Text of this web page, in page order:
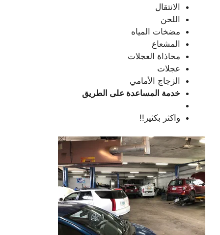
الانتقال
اللحن
مضخات المياه
المشعاع
محاذاة العجلات
عجلات
الزجاج الأمامي
خدمة المساعدة على الطريق
واكثر بكثير!!